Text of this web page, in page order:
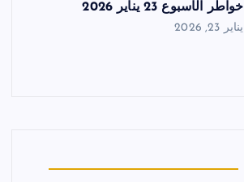
خواطر الأسبوع 23 يناير 2026
يناير 23, 2026